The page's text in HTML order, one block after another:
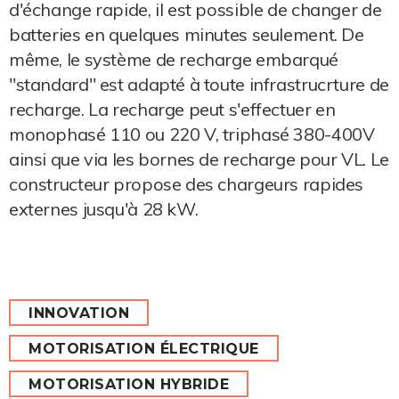
d'échange rapide, il est possible de changer de
batteries en quelques minutes seulement. De
même, le système de recharge embarqué
"standard" est adapté à toute infrastrucrture de
recharge. La recharge peut s'effectuer en
monophasé 110 ou 220 V, triphasé 380-400V
ainsi que via les bornes de recharge pour VL. Le
constructeur propose des chargeurs rapides
externes jusqu'à 28 kW.
INNOVATION
MOTORISATION ÉLECTRIQUE
MOTORISATION HYBRIDE